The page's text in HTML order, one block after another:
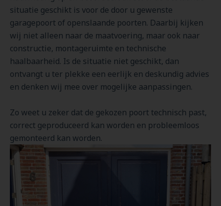
situatie geschikt is voor de door u gewenste
garagepoort of openslaande poorten. Daarbij kijken
wij niet alleen naar de maatvoering, maar ook naar
constructie, montage­ruimte en technische
haalbaarheid. Is de situatie niet geschikt, dan
ontvangt u ter plekke een eerlijk en deskundig advies
en denken wij mee over mogelijke aanpassingen.
Zo weet u zeker dat de gekozen poort technisch past,
correct geproduceerd kan worden en probleemloos
gemonteerd kan worden.